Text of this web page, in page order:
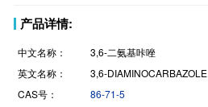
产品详情:
中文名称：
3,6-二氨基咔唑
英文名称：
3,6-DIAMINOCARBAZOLE
CAS号：
86-71-5